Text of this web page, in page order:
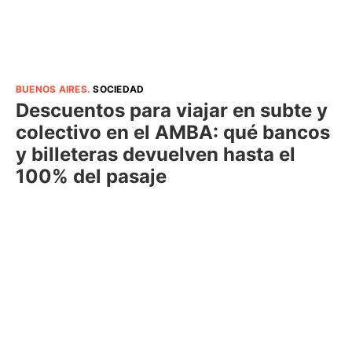
BUENOS AIRES.SOCIEDAD
Descuentos para viajar en subte y
colectivo en el AMBA: qué bancos
y billeteras devuelven hasta el
100% del pasaje